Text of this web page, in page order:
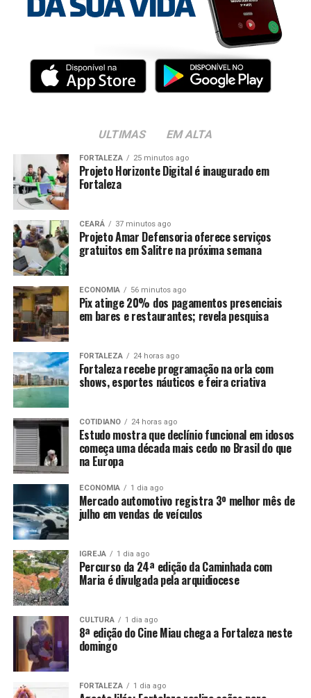
ULTIMAS EM ALTA
FORTALEZA 25 minutos ago
Projeto Horizonte Digital é inaugurado em
Fortaleza
CEARÁ 37 minutos ago
Projeto Amar Defensoria oferece serviços
gratuitos em Salitre na próxima semana
ECONOMIA 56 minutos ago
Pix atinge 20% dos pagamentos presenciais
em bares e restaurantes; revela pesquisa
FORTALEZA 24 horas ago
Fortaleza recebe programação na orla com
shows, esportes náuticos e feira criativa
COTIDIANO 24 horas ago
Estudo mostra que declínio funcional em idosos
começa uma década mais cedo no Brasil do que
na Europa
ECONOMIA 1 dia ago
Mercado automotivo registra 3º melhor mês de
julho em vendas de veículos
IGREJA 1 dia ago
Percurso da 24ª edição da Caminhada com
Maria é divulgada pela arquidiocese
CULTURA 1 dia ago
8ª edição do Cine Miau chega a Fortaleza neste
domingo
FORTALEZA 1 dia ago